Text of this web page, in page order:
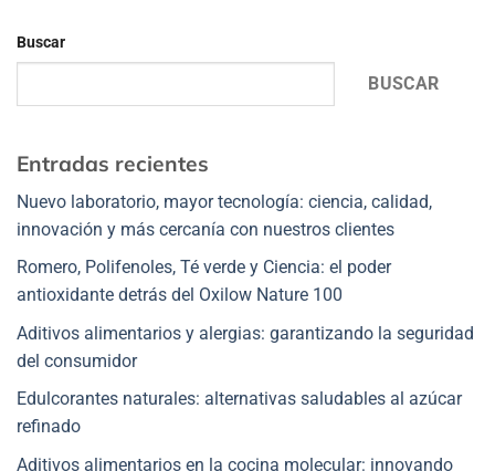
Buscar
BUSCAR
Entradas recientes
Nuevo laboratorio, mayor tecnología: ciencia, calidad,
innovación y más cercanía con nuestros clientes
Romero, Polifenoles, Té verde y Ciencia: el poder
antioxidante detrás del Oxilow Nature 100
Aditivos alimentarios y alergias: garantizando la seguridad
del consumidor
Edulcorantes naturales: alternativas saludables al azúcar
refinado
Aditivos alimentarios en la cocina molecular: innovando